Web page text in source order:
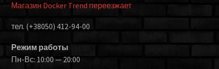
Магазин Docker Trend переезжает
тел. (+38050) 412-94-00
Режим работы
Пн-Вс: 10:00 — 20:00